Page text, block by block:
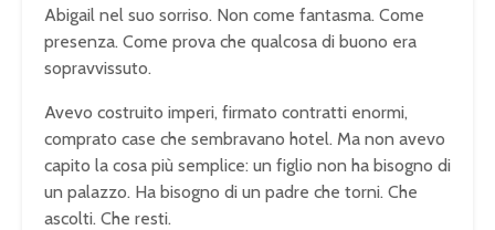
Abigail nel suo sorriso. Non come fantasma. Come
presenza. Come prova che qualcosa di buono era
sopravvissuto.
Avevo costruito imperi, firmato contratti enormi,
comprato case che sembravano hotel. Ma non avevo
capito la cosa più semplice: un figlio non ha bisogno di
un palazzo. Ha bisogno di un padre che torni. Che
ascolti. Che resti.